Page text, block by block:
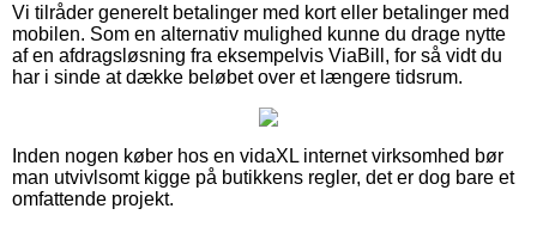
Vi tilråder generelt betalinger med kort eller betalinger med
mobilen. Som en alternativ mulighed kunne du drage nytte
af en afdragsløsning fra eksempelvis ViaBill, for så vidt du
har i sinde at dække beløbet over et længere tidsrum.
Inden nogen køber hos en vidaXL internet virksomhed bør
man utvivlsomt kigge på butikkens regler, det er dog bare et
omfattende projekt.